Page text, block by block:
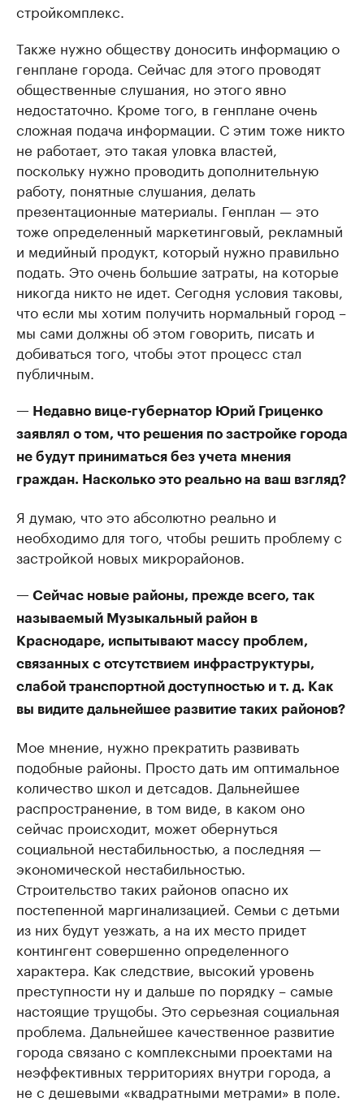
стройкомплекс.
Также нужно обществу доносить информацию о
генплане города. Сейчас для этого проводят
общественные слушания, но этого явно
недостаточно. Кроме того, в генплане очень
сложная подача информации. С этим тоже никто
не работает, это такая уловка властей,
поскольку нужно проводить дополнительную
работу, понятные слушания, делать
презентационные материалы. Генплан — это
тоже определенный маркетинговый, рекламный
и медийный продукт, который нужно правильно
подать. Это очень большие затраты, на которые
никогда никто не идет. Сегодня условия таковы,
что если мы хотим получить нормальный город –
мы сами должны об этом говорить, писать и
добиваться того, чтобы этот процесс стал
публичным.
— Недавно вице-губернатор Юрий Гриценко
заявлял о том, что решения по застройке города
не будут приниматься без учета мнения
граждан. Насколько это реально на ваш взгляд?
Я думаю, что это абсолютно реально и
необходимо для того, чтобы решить проблему с
застройкой новых микрорайонов.
— Сейчас новые районы, прежде всего, так
называемый Музыкальный район в
Краснодаре, испытывают массу проблем,
связанных с отсутствием инфраструктуры,
слабой транспортной доступностью и т. д. Как
вы видите дальнейшее развитие таких районов?
Мое мнение, нужно прекратить развивать
подобные районы. Просто дать им оптимальное
количество школ и детсадов. Дальнейшее
распространение, в том виде, в каком оно
сейчас происходит, может обернуться
социальной нестабильностью, а последняя —
экономической нестабильностью.
Строительство таких районов опасно их
постепенной маргинализацией. Семьи с детьми
из них будут уезжать, а на их место придет
контингент совершенно определенного
характера. Как следствие, высокий уровень
преступности ну и дальше по порядку – самые
настоящие трущобы. Это серьезная социальная
проблема. Дальнейшее качественное развитие
города связано с комплексными проектами на
неэффективных территориях внутри города, а
не с дешевыми «квадратными метрами» в поле.